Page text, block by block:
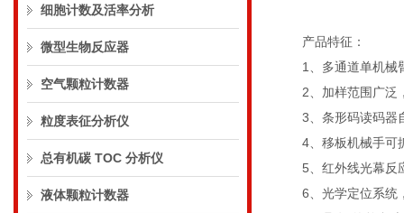
细胞计数及活率分析
微型生物反应器
空气颗粒计数器
粒度表征分析仪
总有机碳 TOC 分析仪
液体颗粒计数器
产品特征：
1、多通道单机械臂
2、加样范围广泛
3、条形码读码器自
4、移板机械手可抓
5、红外线光幕反应
6、光学定位系统，